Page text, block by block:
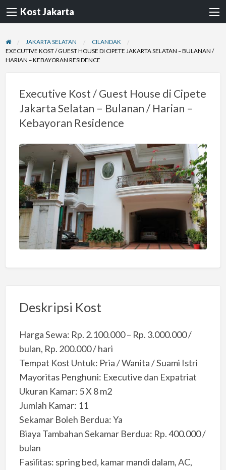
Kost Jakarta
JAKARTA SELATAN
CILANDAK
EXECUTIVE KOST / GUEST HOUSE DI CIPETE JAKARTA SELATAN – BULANAN /
HARIAN – KEBAYORAN RESIDENCE
Executive Kost / Guest House di Cipete
Jakarta Selatan – Bulanan / Harian –
Kebayoran Residence
Deskripsi Kost
Harga Sewa: Rp. 2.100.000 – Rp. 3.000.000 /
bulan, Rp. 200.000 / hari
Tempat Kost Untuk: Pria / Wanita / Suami Istri
Mayoritas Penghuni: Executive dan Expatriat
Ukuran Kamar: 5 X 8 m2
Jumlah Kamar: 11
Sekamar Boleh Berdua: Ya
Biaya Tambahan Sekamar Berdua: Rp. 400.000 /
bulan
Fasilitas: spring bed, kamar mandi dalam, AC,